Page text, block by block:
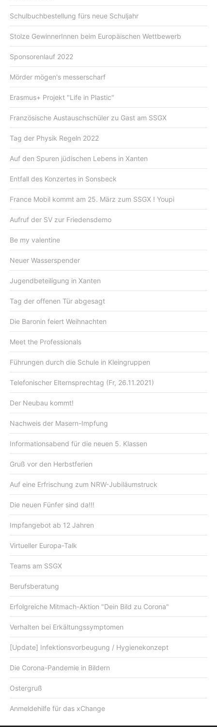
Schulbuchbestellung fürs neue Schuljahr
Stolze GewinnerInnen beim Europäischen Wettbewerb
Sponsorenlauf 2022
Mörder mögen's messerscharf
Erasmus+ Projekt "Life in Plastic"
Französische Austauschschüler zu Gast am SSGX
Tag der Physik Regeln 2022
Auf den Spuren jüdischen Lebens in Xanten
Entfall des Konzertes in Sonsbeck
France Mobil kommt am 25. März zum SSGX ! Youpi
Aufruf der SV zur Friedensdemo
Be my valentine
Neuer Wasserspender
Jugendbeteiligung in Xanten
Tag der offenen Tür abgesagt
Die Baronin feiert Weihnachten
Meet the Professionals
Führungen durch die Schule in Kleingruppen
Telefonischer Elternsprechtag (Fr, 26.11.2021)
Der Neubau kommt!
Nachweis der Masern-Impfung
Informationsabend für die neuen 5. Klassen
Gruß vor den Herbstferien
Auf eine Erfrischung zum NRW-Jubiläumstruck
Die neuen Fünfer sind da!!!
Impfangebot ab 12 Jahren
Virtueller Europa-Talk
Teams am SSGX
Berufsberatung
Erfolgreiche Mitmach-Aktion "Dein Bild zu Corona"
Verhalten bei Erkältungssymptomen
[Update] Infektionsvorbeugung / Hygienekonzept
Die Corona-Pandemie in Bildern
Ostergruß
Anmeldehilfe für das xChange